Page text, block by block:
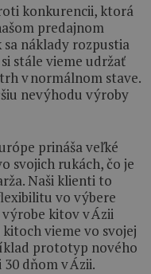
konkurencii, ktorá
predajnom
sa náklady rozpustia
stále vieme udržať
v normálnom stave.
nevýhodu výroby
prináša veľké
svojich rukách, čo je
Naši klienti to
vo výbere
kitov v Ázii
vieme vo svojej
prototyp nového
dňom v Ázii.